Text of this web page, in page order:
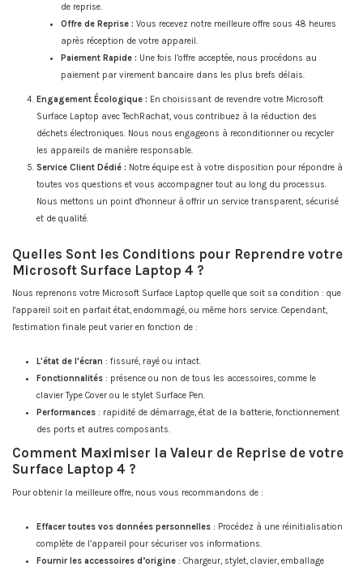
de reprise.
Offre de Reprise : Vous recevez notre meilleure offre sous 48 heures
après réception de votre appareil.
Paiement Rapide : Une fois l’offre acceptée, nous procédons au
paiement par virement bancaire dans les plus brefs délais.
Engagement Écologique : En choisissant de revendre votre Microsoft
Surface Laptop avec TechRachat, vous contribuez à la réduction des
déchets électroniques. Nous nous engageons à reconditionner ou recycler
les appareils de manière responsable.
Service Client Dédié : Notre équipe est à votre disposition pour répondre à
toutes vos questions et vous accompagner tout au long du processus.
Nous mettons un point d'honneur à offrir un service transparent, sécurisé
et de qualité.
Quelles Sont les Conditions pour Reprendre votre
Microsoft Surface Laptop 4 ?
Nous reprenons votre Microsoft Surface Laptop quelle que soit sa condition : que
l'appareil soit en parfait état, endommagé, ou même hors service. Cependant,
l'estimation finale peut varier en fonction de :
L'état de l'écran : fissuré, rayé ou intact.
Fonctionnalités : présence ou non de tous les accessoires, comme le
clavier Type Cover ou le stylet Surface Pen.
Performances : rapidité de démarrage, état de la batterie, fonctionnement
des ports et autres composants.
Comment Maximiser la Valeur de Reprise de votre
Surface Laptop 4 ?
Pour obtenir la meilleure offre, nous vous recommandons de :
Effacer toutes vos données personnelles : Procédez à une réinitialisation
complète de l’appareil pour sécuriser vos informations.
Fournir les accessoires d’origine : Chargeur, stylet, clavier, emballage